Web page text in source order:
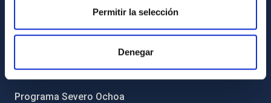
Permitir la selección
Denegar
Medio Ambiente y Sostenibilidad
Proyectos institucionales
Financiación externa
Programa Severo Ochoa